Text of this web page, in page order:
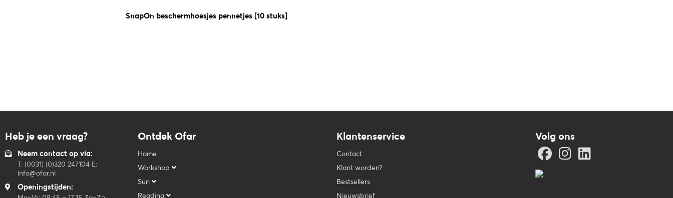
SnapOn beschermhoesjes pennetjes [10 stuks]
Heb je een vraag?
Neem contact op via:
T: (0031) (0)320 247104 E:
info@ofar.nl
Openingstijden:
Ontdek Ofar
Home
Workshop
Sun
Reading
Klantenservice
Contact
Klant worden?
Bestsellers
Nieuwsbrief
Volg ons